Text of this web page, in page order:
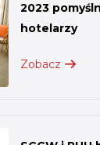
2023
hotelarzy
Zobacz